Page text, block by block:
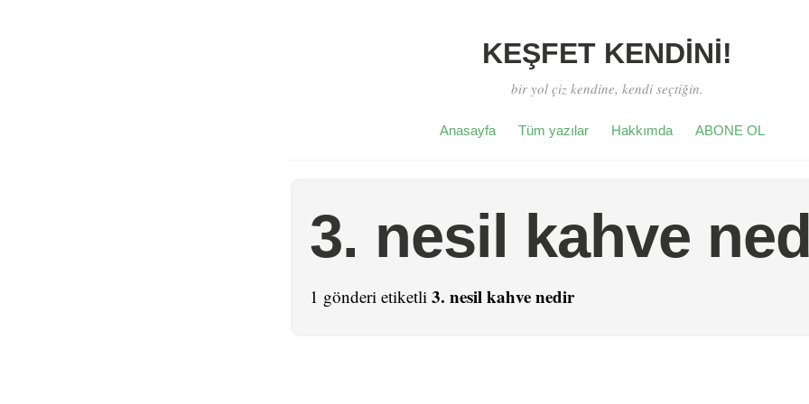
KEŞFET KENDİNİ!
bir yol çiz kendine, kendi seçtiğin.
Anasayfa Tüm yazılar Hakkımda ABONE OL
3. nesil kahve
1 gönderi etiketli 3. nesil kahve nedir